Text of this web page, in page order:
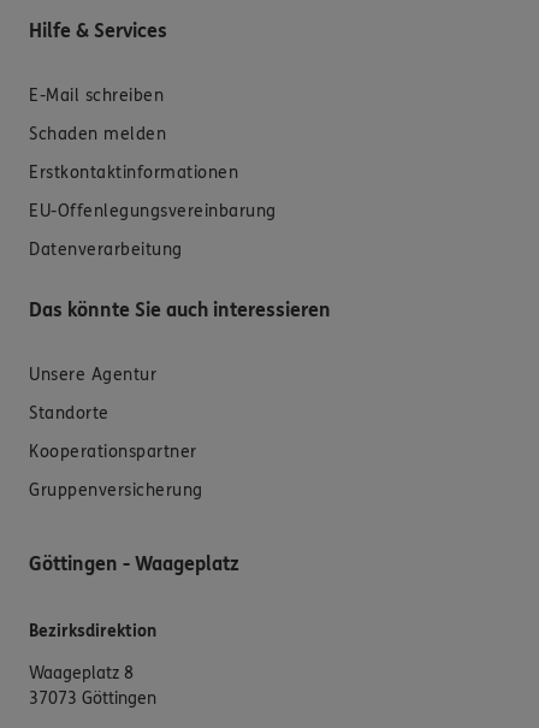
Hilfe & Services
E-Mail schreiben
Schaden melden
Erstkontaktinformationen
EU-Offenlegungsvereinbarung
Datenverarbeitung
Das könnte Sie auch interessieren
Unsere Agentur
Standorte
Kooperationspartner
Gruppenversicherung
Göttingen - Waageplatz
Bezirksdirektion
Waageplatz 8
37073 Göttingen